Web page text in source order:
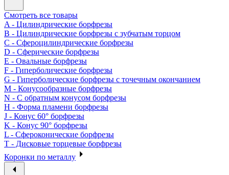
Смотреть все товары
A - Цилиндрические борфрезы
B - Цилиндрические борфрезы с зубчатым торцом
C - Сфероцилиндрические борфрезы
D - Сферические борфрезы
E - Овальные борфрезы
F - Гиперболические борфрезы
G - Гиперболические борфрезы с точечным окончанием
M - Конусообразные борфрезы
N - С обратным конусом борфрезы
H - Форма пламени борфрезы
J - Конус 60° борфрезы
K - Конус 90° борфрезы
L - Сфероконические борфрезы
T - Дисковые торцевые борфрезы
Коронки по металлу